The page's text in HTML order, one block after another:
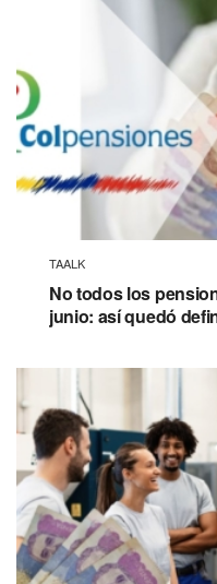
TAALK
No todos los
junio: así quedó